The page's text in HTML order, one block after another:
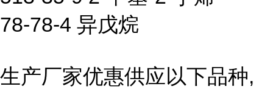
78-78-4 异戊烷
生产厂家优惠供应以下品种,